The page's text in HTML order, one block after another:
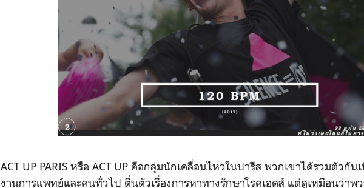
ACT UP PARIS หรือ ACT UP คือกลุ่มนักเคลื่อนไหวในปารีส พวกเขาได้รวมตัวกัน
งานการแพทย์และคนทั่วไป ตื่นตัวเรื่องการหาทางรักษาโรคเอดส์ แต่ดูเหมือนว่าพ